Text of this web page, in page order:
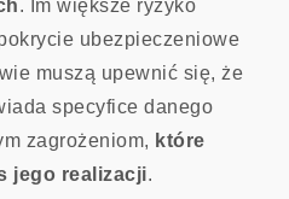
. Im większe ryzyko
ubezpieczeniowe
muszą upewnić się, że
specyfice danego
zagrożeniom, które
jego realizacji.